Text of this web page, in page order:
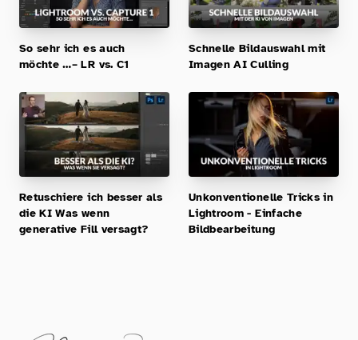
So sehr ich es auch
möchte …– LR vs. C1
Schnelle Bildauswahl mit
Imagen AI Culling
Retuschiere ich besser als
die KI Was wenn
generative Fill versagt?
Unkonventionelle Tricks in
Lightroom - Einfache
Bildbearbeitung